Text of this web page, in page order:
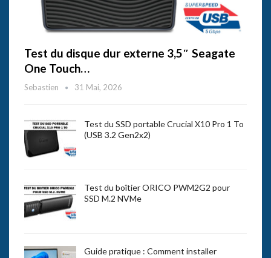
Test du disque dur externe 3,5″ Seagate
One Touch…
Sebastien 31 Mai, 2026
Test du SSD portable Crucial X10 Pro 1 To
(USB 3.2 Gen2x2)
Test du boîtier ORICO PWM2G2 pour
SSD M.2 NVMe
Guide pratique : Comment installer